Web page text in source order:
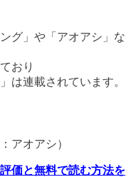
グ」や「アオアシ」な
おり
は連載されています。
アオアシ）
価と無料で読む方法を